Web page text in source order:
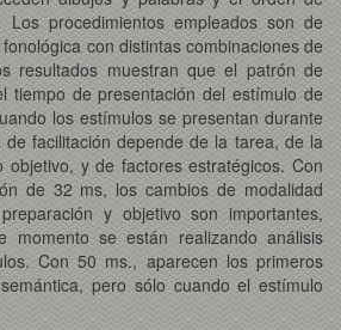
procedimientos empleados son de
con distintas combinaciones de
resultados muestran que el patrón de
tiempo de presentación del estímulo de
los estímulos se presentan durante
facilitación depende de la tarea, de la
objetivo, y de factores estratégicos. Con
de 32 ms, los cambios de modalidad
y objetivo son importantes,
momento se están realizando análisis
Con 50 ms., aparecen los primeros
pero sólo cuando el estímulo